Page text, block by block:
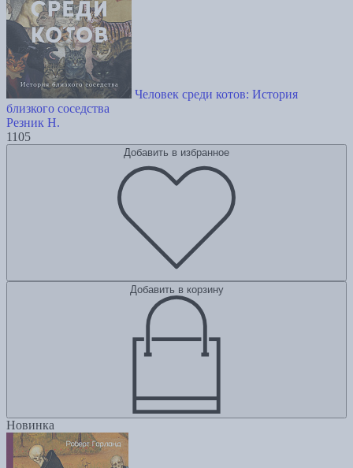
Человек среди котов: История
близкого соседства
Резник Н.
1105
Добавить в избранное
Добавить в корзину
Новинка